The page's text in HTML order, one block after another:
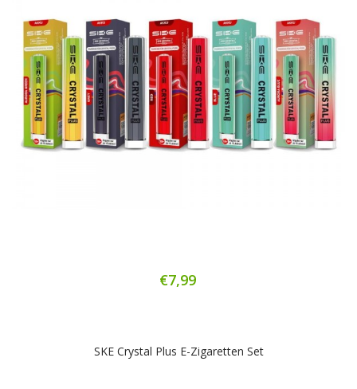
€7,99
SKE Crystal Plus E-Zigaretten Set